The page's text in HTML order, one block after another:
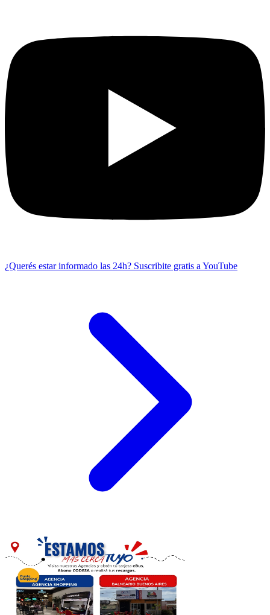
¿Querés estar informado las 24h? Suscribite gratis a YouTube